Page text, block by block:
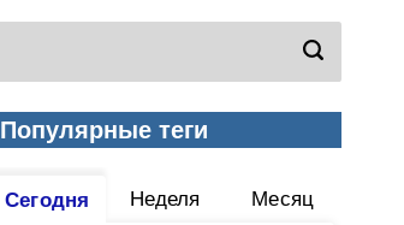
Популярные теги
Сегодня Неделя Месяц